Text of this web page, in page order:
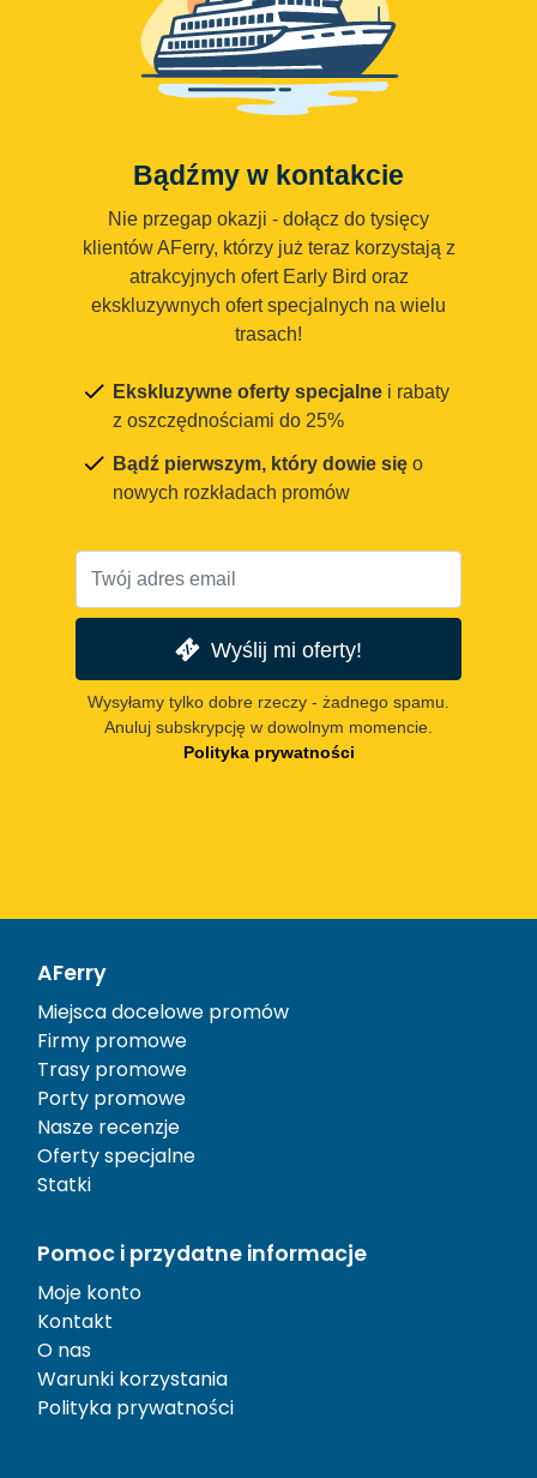
Bądźmy w kontakcie
Nie przegap okazji - dołącz do tysięcy
klientów AFerry, którzy już teraz korzystają z
atrakcyjnych ofert Early Bird oraz
ekskluzywnych ofert specjalnych na wielu
trasach!
Ekskluzywne oferty specjalne i rabaty
z oszczędnościami do 25%
Bądź pierwszym, który dowie się o
nowych rozkładach promów
Wyślij mi oferty!
Wysyłamy tylko dobre rzeczy - żadnego spamu.
Anuluj subskrypcję w dowolnym momencie.
Polityka prywatności
AFerry
Miejsca docelowe promów
Firmy promowe
Trasy promowe
Porty promowe
Nasze recenzje
Oferty specjalne
Statki
Pomoc i przydatne informacje
Moje konto
Kontakt
O nas
Warunki korzystania
Polityka prywatności